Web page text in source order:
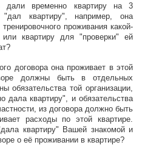
дали временно квартиру на 3
квартиру", например, она
проживания какой-
квартиру для "проверки" ей
договора она проживает в этой
должны быть в отдельных
обязательства той организации,
дала квартиру", и обязательства
из договора должно быть
расходы по этой квартире.
квартиру" Вашей знакомой и
о её проживании в квартире?